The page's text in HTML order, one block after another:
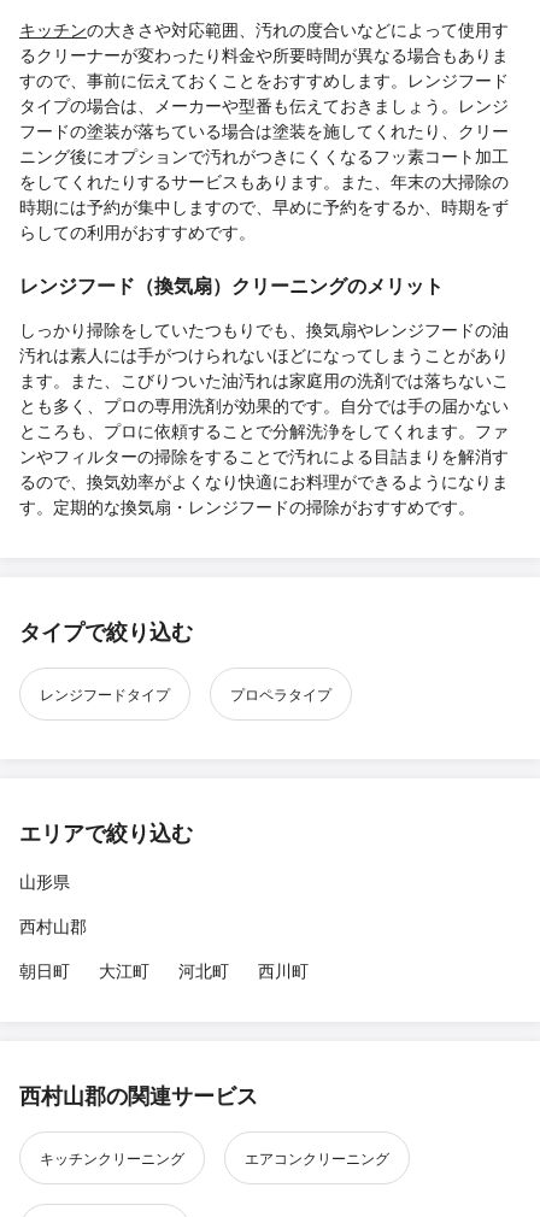
キッチンの大きさや対応範囲、汚れの度合いなどによって使用す
るクリーナーが変わったり料金や所要時間が異なる場合もありま
すので、事前に伝えておくことをおすすめします。レンジフード
タイプの場合は、メーカーや型番も伝えておきましょう。レンジ
フードの塗装が落ちている場合は塗装を施してくれたり、クリー
ニング後にオプションで汚れがつきにくくなるフッ素コート加工
をしてくれたりするサービスもあります。また、年末の大掃除の
時期には予約が集中しますので、早めに予約をするか、時期をず
らしての利用がおすすめです。
レンジフード（換気扇）クリーニングのメリット
しっかり掃除をしていたつもりでも、換気扇やレンジフードの油
汚れは素人には手がつけられないほどになってしまうことがあり
ます。また、こびりついた油汚れは家庭用の洗剤では落ちないこ
とも多く、プロの専用洗剤が効果的です。自分では手の届かない
ところも、プロに依頼することで分解洗浄をしてくれます。ファ
ンやフィルターの掃除をすることで汚れによる目詰まりを解消す
るので、換気効率がよくなり快適にお料理ができるようになりま
す。定期的な換気扇・レンジフードの掃除がおすすめです。
タイプで絞り込む
レンジフードタイプ プロペラタイプ
エリアで絞り込む
山形県
西村山郡
朝日町
大江町 河北町 西川町
西村山郡の関連サービス
キッチンクリーニング エアコンクリーニング